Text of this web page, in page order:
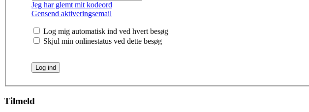
Jeg har glemt mit kodeord
Gensend aktiveringsemail
Log mig automatisk ind ved hvert besøg
Skjul min onlinestatus ved dette besøg
Tilmeld